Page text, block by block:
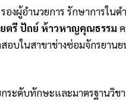
รองผู้อำนวยการ รักษาการใน
ตรี ปัถย์ ห้าวหาญคุณธรรม
อบในสาขาช่างซ่อมจักรยา
ระดับทักษะและมาตรฐานวิช